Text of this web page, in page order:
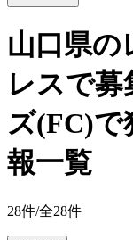
山口県の
レスで募
ズ(FC)で
報一覧
28件/全28件